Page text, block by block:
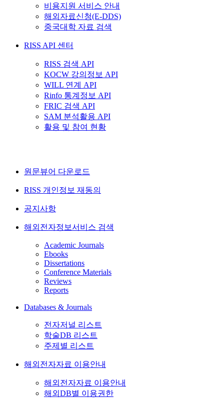
비용지원 서비스 안내
해외자료신청(E-DDS)
중국대학 자료 검색
RISS API 센터
RISS 검색 API
KOCW 강의정보 API
WILL 연계 API
Rinfo 통계정보 API
FRIC 검색 API
SAM 분석활용 API
활용 및 참여 현황
원문뷰어 다운로드
RISS 개인정보 재동의
공지사항
해외전자정보서비스 검색
Academic Journals
Ebooks
Dissertations
Conference Materials
Reviews
Reports
Databases & Journals
전자저널 리스트
학술DB 리스트
주제별 리스트
해외전자자료 이용안내
해외전자자료 이용안내
해외DB별 이용권한